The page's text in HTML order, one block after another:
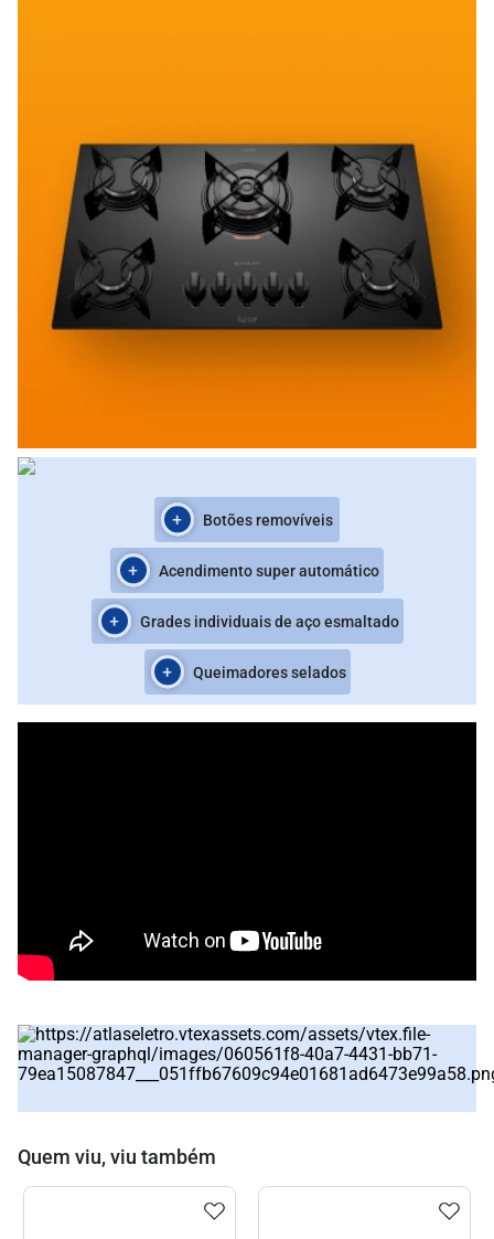
Botões removíveis
Acendimento super automático
Grades individuais de aço esmaltado
Queimadores selados
Quem viu, viu também